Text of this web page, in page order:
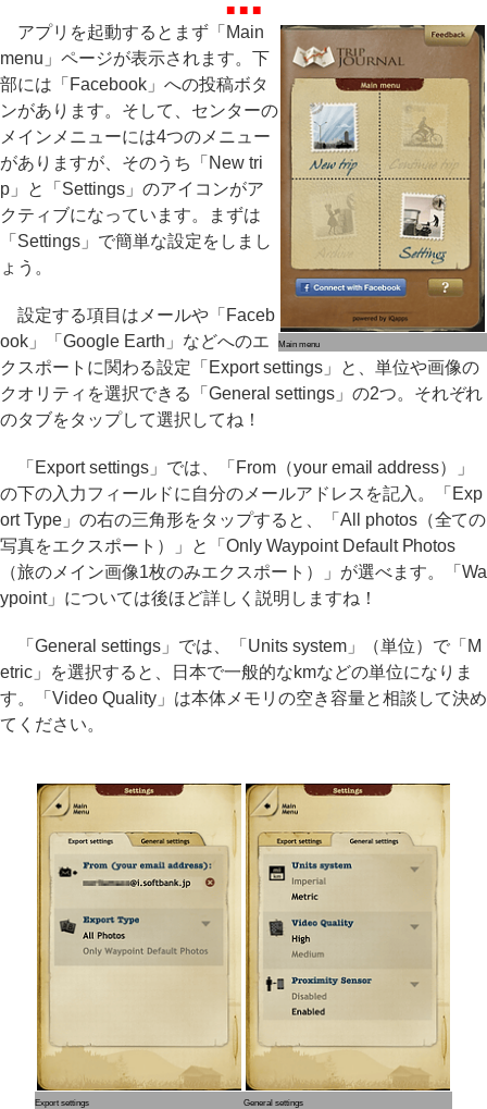
■ ■ ■
Main menu
アプリを起動するとまず「Main
menu」ページが表示されます。下
部には「Facebook」への投稿ボタ
ンがあります。そして、センターの
メインメニューには4つのメニュー
がありますが、そのうち「New tri
p」と「Settings」のアイコンがア
クティブになっています。まずは
「Settings」で簡単な設定をしまし
ょう。
設定する項目はメールや「Faceb
ook」「Google Earth」などへのエ
クスポートに関わる設定「Export settings」と、単位や画像の
クオリティを選択できる「General settings」の2つ。それぞれ
のタブをタップして選択してね！
「Export settings」では、「From（your email address）」
の下の入力フィールドに自分のメールアドレスを記入。「Exp
ort Type」の右の三角形をタップすると、「All photos（全ての
写真をエクスポート）」と「Only Waypoint Default Photos
（旅のメイン画像1枚のみエクスポート）」が選べます。「Wa
ypoint」については後ほど詳しく説明しますね！
「General settings」では、「Units system」（単位）で「M
etric」を選択すると、日本で一般的なkmなどの単位になりま
す。「Video Quality」は本体メモリの空き容量と相談して決め
てください。
Export settings General settings